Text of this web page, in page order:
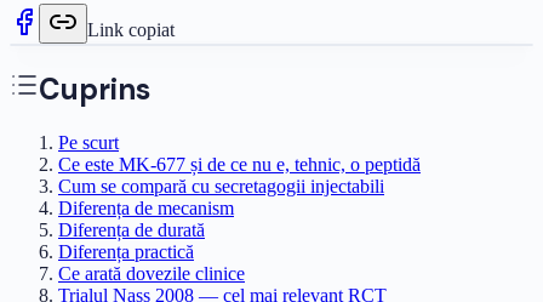
Link copiat
Cuprins
Pe scurt
Ce este MK-677 și de ce nu e, tehnic, o peptidă
Cum se compară cu secretagogii injectabili
Diferența de mecanism
Diferența de durată
Diferența practică
Ce arată dovezile clinice
Trialul Nass 2008 — cel mai relevant RCT